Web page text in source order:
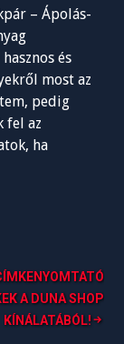
– Ápolás-
és
most az
pedig
fel az
ha
A DUNA SHOP
KÍNÁLATÁBÓL!